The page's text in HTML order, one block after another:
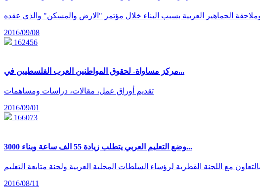
2016/09/08
162456
مركز مساواة- لحقوق المواطنين العرب الفلسطيين في...
تقديم أوراق عمل، مقالات، دراسات ومساهمات
2016/09/01
166073
وضع التعليم العربي يتطلب زيادة 55 الف ساعة وبناء 3000...
2016/08/11